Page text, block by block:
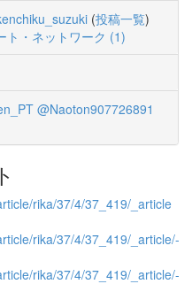
(投稿一覧)
ト・ネットワーク (1)
@Naoton907726891
rika/37/4/37_419/_article
rika/37/4/37_419/_article/-
rika/37/4/37_419/_article/-